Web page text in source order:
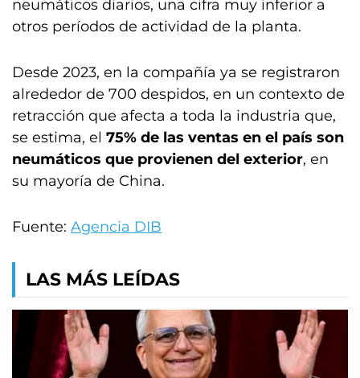
neumáticos diarios, una cifra muy inferior a
otros períodos de actividad de la planta.
Desde 2023, en la compañía ya se registraron
alrededor de 700 despidos, en un contexto de
retracción que afecta a toda la industria que,
se estima, el 75% de las ventas en el país son
neumáticos que provienen del exterior, en
su mayoría de China.
Fuente: Agencia DIB
LAS MÁS LEÍDAS